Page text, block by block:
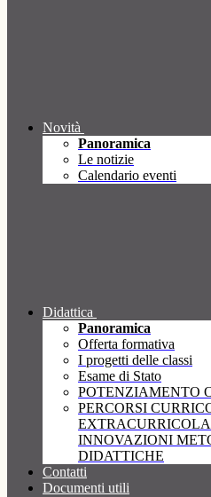
Novità
Panoramica
Le notizie
Calendario eventi
Didattica
Panoramica
Offerta formativa
I progetti delle classi
Esame di Stato
POTENZIAMENTO
PERCORSI
INNOVAZIONI
DIDATTICHE
Contatti
Documenti utili